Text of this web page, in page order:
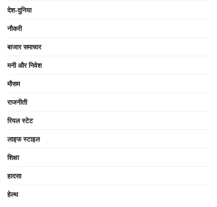
देश-दुनिया
नौकरी
बाजार समाचार
मनी और निवेश
मौसम
राजनीती
रियल स्टेट
लाइफ स्टाइल
शिक्षा
हादसा
हेल्थ